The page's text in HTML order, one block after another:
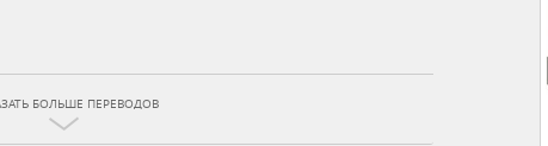
БОЛЬШЕ ПЕРЕВОДОВ